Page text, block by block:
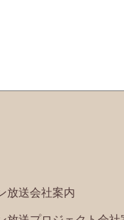
放送会社案内